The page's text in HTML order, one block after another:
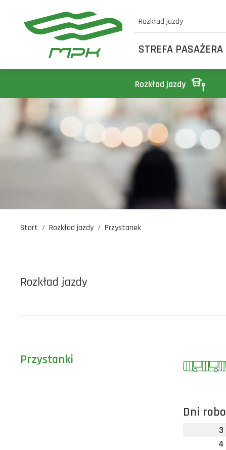
Rozkład jazdy
STREFA PASAŻERA
Rozkład jazdy
Start Rozkład jazdy Przystanek
Rozkład jazdy
Przystanki
Dni
3
4